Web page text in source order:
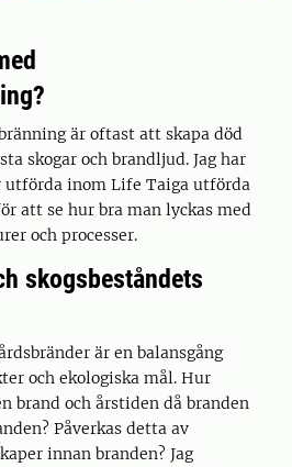
är oftast att skapa död
skogar och brandljud. Jag har
utförda inom Life Taiga utförda
att se hur bra man lyckas med
och processer.
skogsbeståndets
är en balansgång
och ekologiska mål. Hur
brand och årstiden då branden
Påverkas detta av
innan branden? Jag